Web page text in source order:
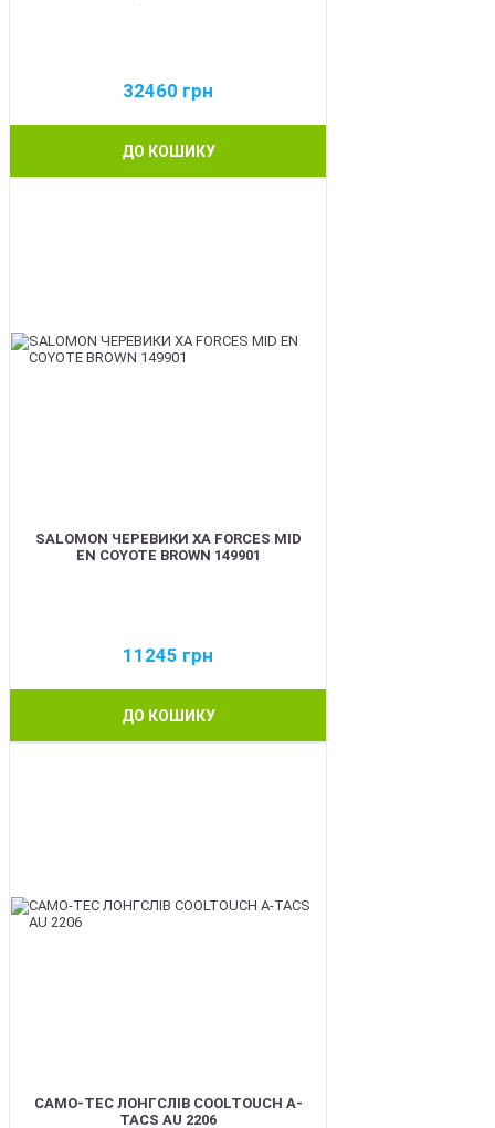
32460 грн
ДО КОШИКУ
SALOMON ЧЕРЕВИКИ XA FORCES MID
EN COYOTE BROWN 149901
11245 грн
ДО КОШИКУ
CAMO-TEC ЛОНГСЛІВ COOLTOUCH A-
TACS AU 2206